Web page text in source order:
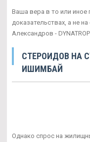
Ваша вера в то или
доказательствах, а не
Александров -
СТЕРОИДОВ НА
ИШИМБАЙ
Однако спрос на